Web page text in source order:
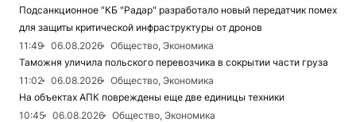
Подсанкционное "КБ "Радар" разработало новый передатчик помех
для защиты критической инфраструктуры от дронов
11:49
06.08.2026
Общество, Экономика
Таможня уличила польского перевозчика в сокрытии части груза
11:02
06.08.2026
Общество, Экономика
На объектах АПК повреждены еще две единицы техники
10:45
06.08.2026
Общество, Экономика